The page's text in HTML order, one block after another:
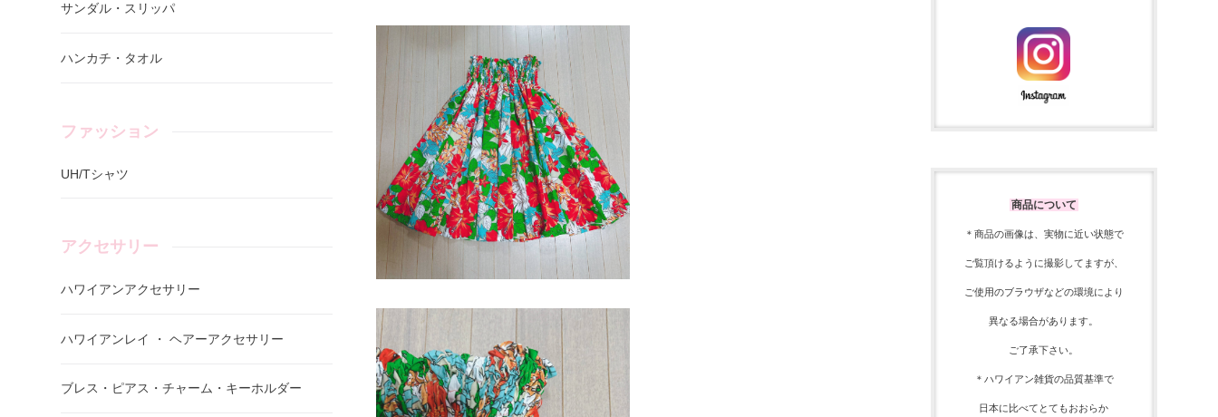
サンダル・スリッパ
ハンカチ・タオル
ファッション
UH/Tシャツ
アクセサリー
ハワイアンアクセサリー
ハワイアンレイ ・ ヘアーアクセサリー
ブレス・ピアス・チャーム・キーホルダー
商品について
＊商品の画像は、実物に近い状態で
ご覧頂けるように撮影してますが、
ご使用のブラウザなどの環境により
異なる場合があります。
ご了承下さい。
＊ハワイアン雑貨の品質基準で
日本に比べてとてもおおらか